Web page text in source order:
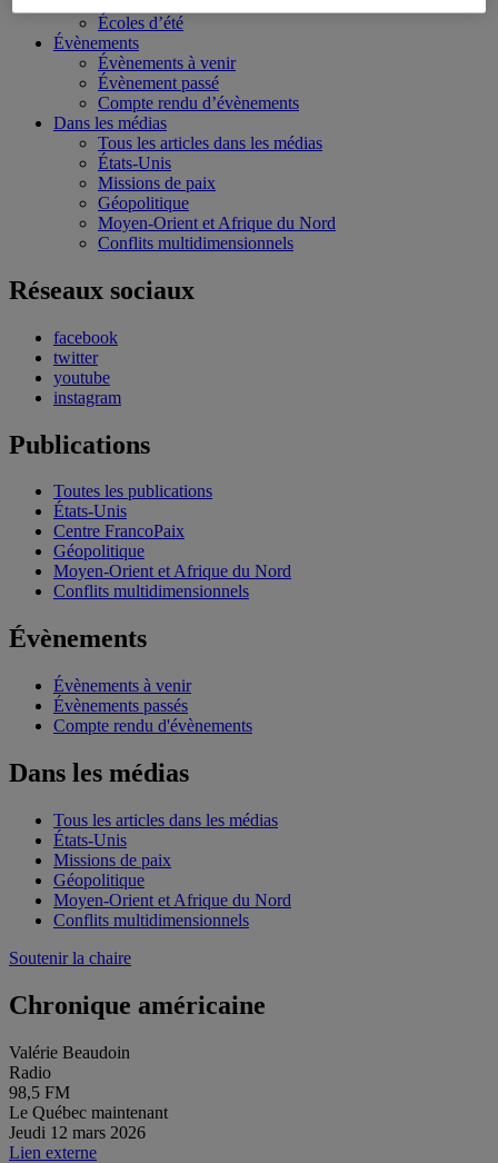
Écoles d’été
Évènements
Évènements à venir
Évènement passé
Compte rendu d’évènements
Dans les médias
Tous les articles dans les médias
États-Unis
Missions de paix
Géopolitique
Moyen-Orient et Afrique du Nord
Conflits multidimensionnels
Réseaux sociaux
facebook
twitter
youtube
instagram
Publications
Toutes les publications
États-Unis
Centre FrancoPaix
Géopolitique
Moyen-Orient et Afrique du Nord
Conflits multidimensionnels
Évènements
Évènements à venir
Évènements passés
Compte rendu d'évènements
Dans les médias
Tous les articles dans les médias
États-Unis
Missions de paix
Géopolitique
Moyen-Orient et Afrique du Nord
Conflits multidimensionnels
Soutenir la chaire
Chronique américaine
Valérie Beaudoin
Radio
98,5 FM
Le Québec maintenant
Jeudi 12 mars 2026
Lien externe